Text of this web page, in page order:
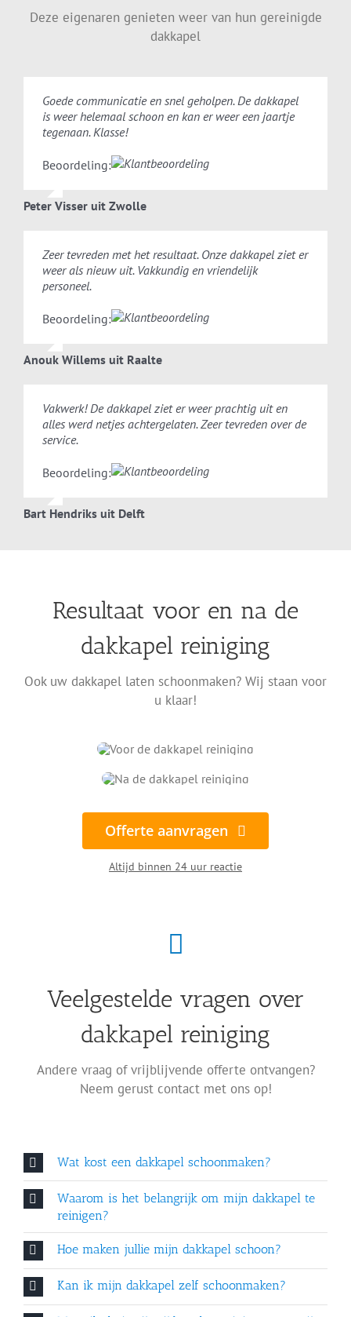
Deze eigenaren genieten weer van hun gereinigde
dakkapel
Goede communicatie en snel geholpen. De dakkapel
is weer helemaal schoon en kan er weer een jaartje
tegenaan. Klasse!
Beoordeling:
Peter Visser uit Zwolle
Zeer tevreden met het resultaat. Onze dakkapel ziet er
weer als nieuw uit. Vakkundig en vriendelijk
personeel.
Beoordeling:
Anouk Willems uit Raalte
Vakwerk! De dakkapel ziet er weer prachtig uit en
alles werd netjes achtergelaten. Zeer tevreden over de
service.
Beoordeling:
Bart Hendriks uit Delft
Resultaat voor en na de
dakkapel reiniging
Ook uw dakkapel laten schoonmaken? Wij staan voor
u klaar!
Offerte aanvragen
Altijd binnen 24 uur reactie
Veelgestelde vragen over
dakkapel reiniging
Andere vraag of vrijblijvende offerte ontvangen?
Neem gerust contact met ons op!
Wat kost een dakkapel schoonmaken?
Waarom is het belangrijk om mijn dakkapel te
reinigen?
Hoe maken jullie mijn dakkapel schoon?
Kan ik mijn dakkapel zelf schoonmaken?